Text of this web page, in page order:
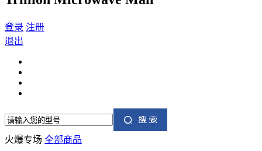
登录 注册
退出
火爆专场 全部商品